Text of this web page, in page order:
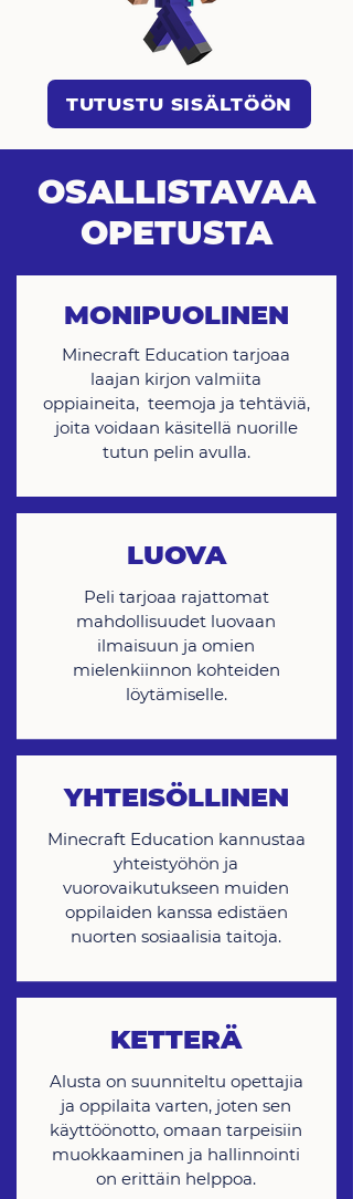
TUTUSTU SISÄLTÖÖN
OSALLISTAVAA
OPETUSTA
MONIPUOLINEN
Minecraft Education tarjoaa
laajan kirjon valmiita
oppiaineita, teemoja ja tehtäviä,
joita voidaan käsitellä nuorille
tutun pelin avulla.
LUOVA
Peli tarjoaa rajattomat
mahdollisuudet luovaan
ilmaisuun ja omien
mielenkiinnon kohteiden
löytämiselle.
YHTEISÖLLINEN
Minecraft Education kannustaa
yhteistyöhön ja
vuorovaikutukseen muiden
oppilaiden kanssa edistäen
nuorten sosiaalisia taitoja.
KETTERÄ
Alusta on suunniteltu opettajia
ja oppilaita varten, joten sen
käyttöönotto, omaan tarpeisiin
muokkaaminen ja hallinnointi
on erittäin helppoa.